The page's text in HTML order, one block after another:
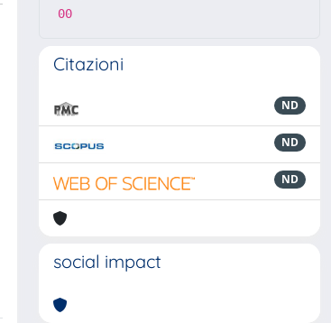
00
Citazioni
ND
ND
ND
social impact